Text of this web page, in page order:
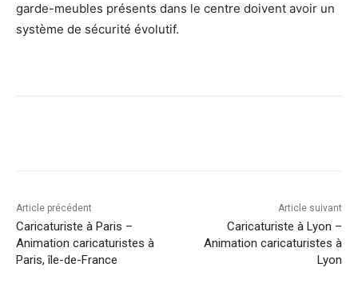
garde-meubles présents dans le centre doivent avoir un
système de sécurité évolutif.
Article précédent
Caricaturiste à Paris –
Animation caricaturistes à
Paris, île-de-France
Article suivant
Caricaturiste à Lyon –
Animation caricaturistes à
Lyon